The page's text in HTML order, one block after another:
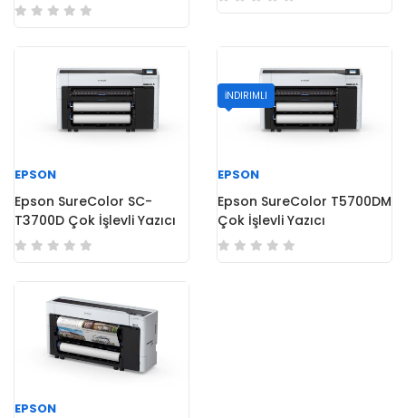
Süblimasyon yazıcı
EPSON
Epson SureColor SC-
T3700D Çok İşlevli Yazıcı
İNDIRIMLI
EPSON
Epson SureColor T5700DM
Çok İşlevli Yazıcı
EPSON